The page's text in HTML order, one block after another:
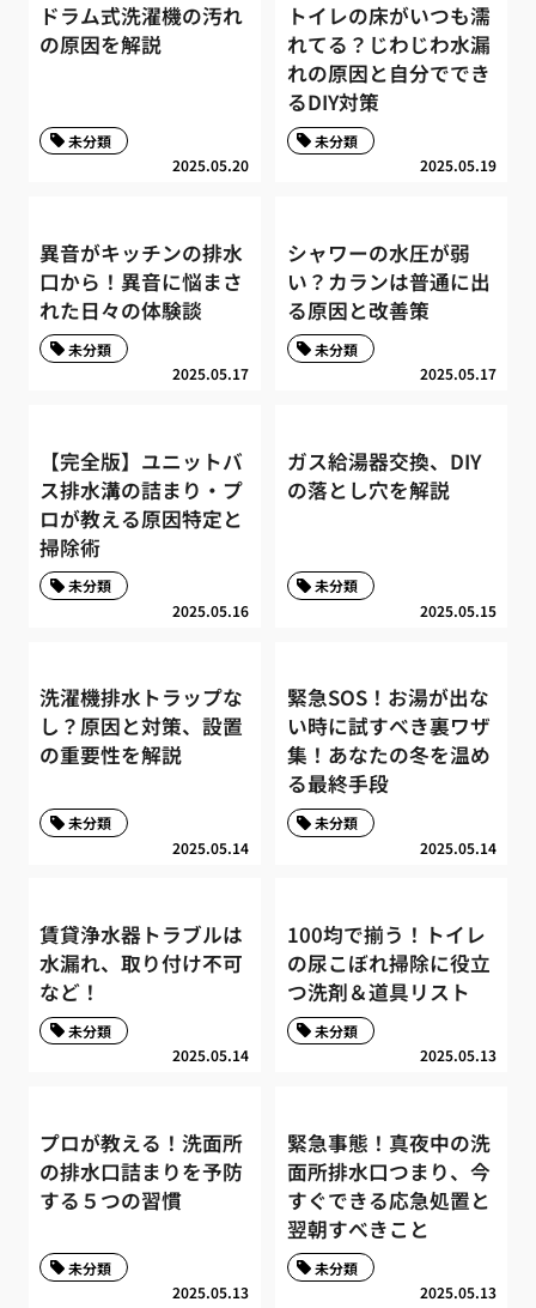
ドラム式洗濯機の汚れ
の原因を解説
2025.05.20
未分類
トイレの床がいつも濡
れてる？じわじわ水漏
れの原因と自分ででき
るDIY対策
2025.05.19
未分類
異音がキッチンの排水
口から！異音に悩まさ
れた日々の体験談
2025.05.17
未分類
シャワーの水圧が弱
い？カランは普通に出
る原因と改善策
2025.05.17
未分類
【完全版】ユニットバ
ス排水溝の詰まり・プ
ロが教える原因特定と
掃除術
2025.05.16
未分類
ガス給湯器交換、DIY
の落とし穴を解説
2025.05.15
未分類
洗濯機排水トラップな
し？原因と対策、設置
の重要性を解説
2025.05.14
未分類
緊急SOS！お湯が出な
い時に試すべき裏ワザ
集！あなたの冬を温め
る最終手段
2025.05.14
未分類
賃貸浄水器トラブルは
水漏れ、取り付け不可
など！
2025.05.14
未分類
100均で揃う！トイレ
の尿こぼれ掃除に役立
つ洗剤＆道具リスト
2025.05.13
未分類
プロが教える！洗面所
の排水口詰まりを予防
する５つの習慣
2025.05.13
未分類
緊急事態！真夜中の洗
面所排水口つまり、今
すぐできる応急処置と
翌朝すべきこと
2025.05.13
未分類